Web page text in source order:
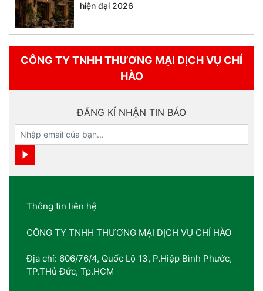
hiện đại 2026
CÔNG TY TNHH THƯƠNG MẠI DỊCH VỤ CHÍ
HÀO
ĐĂNG KÍ NHẬN TIN BÁO
Thông tin liên hệ
CÔNG TY TNHH THƯƠNG MẠI DỊCH VỤ CHÍ HÀO
Địa chỉ: 606/76/4, Quốc Lộ 13, P.Hiệp Bình Phước,
TP.THủ Đức, Tp.HCM